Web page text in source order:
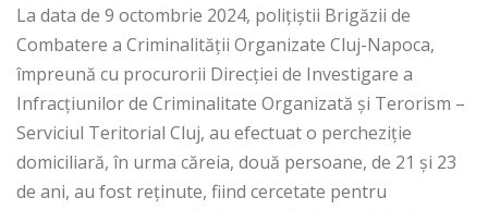
La data de 9 octombrie 2024, polițiștii Brigăzii de
Combatere a Criminalității Organizate Cluj-Napoca,
împreună cu procurorii Direcției de Investigare a
Infracțiunilor de Criminalitate Organizată și Terorism –
Serviciul Teritorial Cluj, au efectuat o percheziție
domiciliară, în urma căreia, două persoane, de 21 și 23
de ani, au fost reținute, fiind cercetate pentru